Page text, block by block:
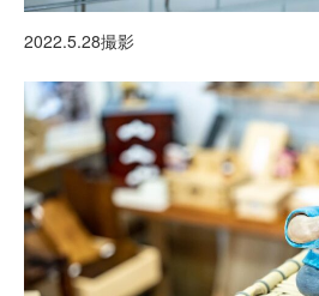
2022.5.28撮影